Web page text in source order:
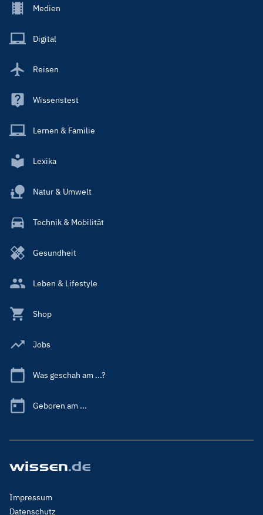
Footer
Main
Medien
Digital
Reisen
Wissenstest
Lernen & Familie
Lexika
Natur & Umwelt
Technik & Mobilität
Gesundheit
Leben & Lifestyle
Shop
Jobs
Was geschah am ...?
Geboren am ...
Footer
Menu
Impressum
Datenschutz